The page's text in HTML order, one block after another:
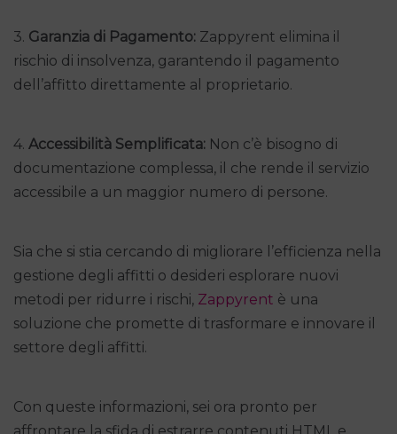
3. Garanzia di Pagamento: Zappyrent elimina il
rischio di insolvenza, garantendo il pagamento
dell’affitto direttamente al proprietario.
4. Accessibilità Semplificata: Non c’è bisogno di
documentazione complessa, il che rende il servizio
accessibile a un maggior numero di persone.
Sia che si stia cercando di migliorare l’efficienza nella
gestione degli affitti o desideri esplorare nuovi
metodi per ridurre i rischi, Zappyrent è una
soluzione che promette di trasformare e innovare il
settore degli affitti.
Con queste informazioni, sei ora pronto per